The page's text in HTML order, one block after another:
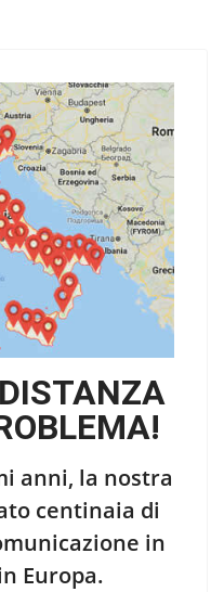
anni, la nostra
centinaia di
in
Europa.